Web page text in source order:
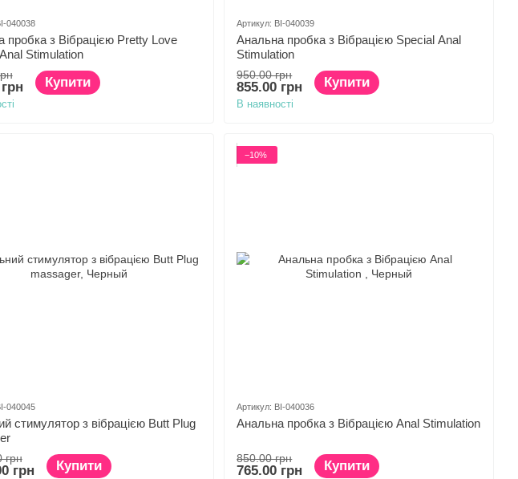
040038
пробка з Вібрацією Pretty Love
Stimulation
Купити
Артикул: BI-040039
Анальна пробка з Вібрацією Special Anal
Stimulation
950.00 грн
855.00 грн Купити
В наявності
040045
стимулятор з вібрацією Butt Plug
грн
грн Купити
−10%
Артикул: BI-040036
Анальна пробка з Вібрацією Anal Stimulation
850.00 грн
765.00 грн Купити